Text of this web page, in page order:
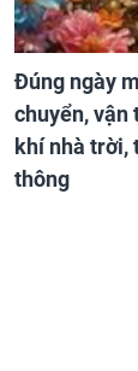
Đúng ngày
chuyển, vận
khí nhà trời,
thông